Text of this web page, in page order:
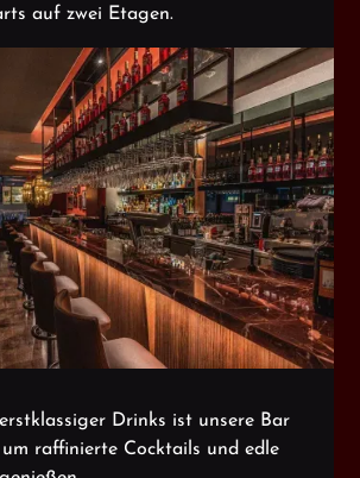
auf zwei Etagen.
Drinks ist unsere Bar
raffinierte Cocktails und edle